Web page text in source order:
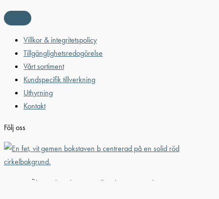
Villkor & integritetspolicy
Tillgänglighetsredogörelse
Vårt sortiment
Kundspecifik tillverkning
Uthyrning
Kontakt
Följ oss
© 2026 Älvestad-Tanken AB. All Rights Reserved.